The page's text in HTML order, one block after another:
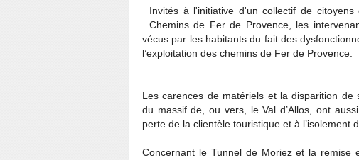
Invités à l'initiative d'un collectif de
Chemins de Fer de Provence, les
vécus par les habitants du fait des
l’exploitation des chemins de Fer de Provence.
Les carences de matériels et la disparition
du massif de, ou vers, le Val d’Allos, ont
perte de la clientèle touristique et à l’isolement
Concernant le Tunnel de Moriez et la